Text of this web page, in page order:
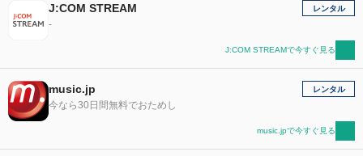
J:COM STREAM
-
レンタル
J:COM STREAMで今すぐ見る
music.jp
今なら30日間無料でおためし
レンタル
music.jpで今すぐ見る